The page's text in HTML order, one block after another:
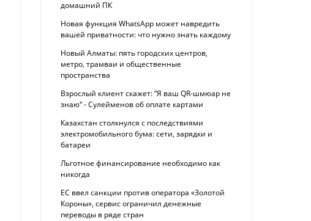
домашний ПК
Новая функция WhatsApp может навредить
вашей приватности: что нужно знать каждому
Новый Алматы: пять городских центров,
метро, трамваи и общественные
пространства
Взрослый клиент скажет: “Я ваш QR-шмюар не
знаю“ - Сулейменов об оплате картами
Казахстан столкнулся с последствиями
электромобильного бума: сети, зарядки и
батареи
Льготное финансирование необходимо как
никогда
ЕС ввел санкции против оператора «Золотой
Короны», сервис ограничил денежные
переводы в ряде стран